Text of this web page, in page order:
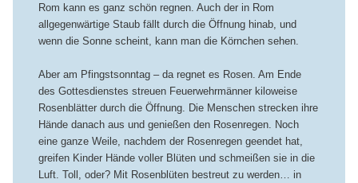
Rom kann es ganz schön regnen. Auch der in Rom
allgegenwärtige Staub fällt durch die Öffnung hinab, und
wenn die Sonne scheint, kann man die Körnchen sehen.
Aber am Pfingstsonntag – da regnet es Rosen. Am Ende
des Gottesdienstes streuen Feuerwehrmänner kiloweise
Rosenblätter durch die Öffnung. Die Menschen strecken ihre
Hände danach aus und genießen den Rosenregen. Noch
eine ganze Weile, nachdem der Rosenregen geendet hat,
greifen Kinder Hände voller Blüten und schmeißen sie in die
Luft. Toll, oder? Mit Rosenblüten bestreut zu werden… in